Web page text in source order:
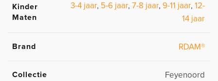
Kinder
Maten
3-4 jaar, 5-6 jaar, 7-8 jaar, 9-11 jaar, 12-
14 jaar
Brand RDAM®
Collectie Feyenoord